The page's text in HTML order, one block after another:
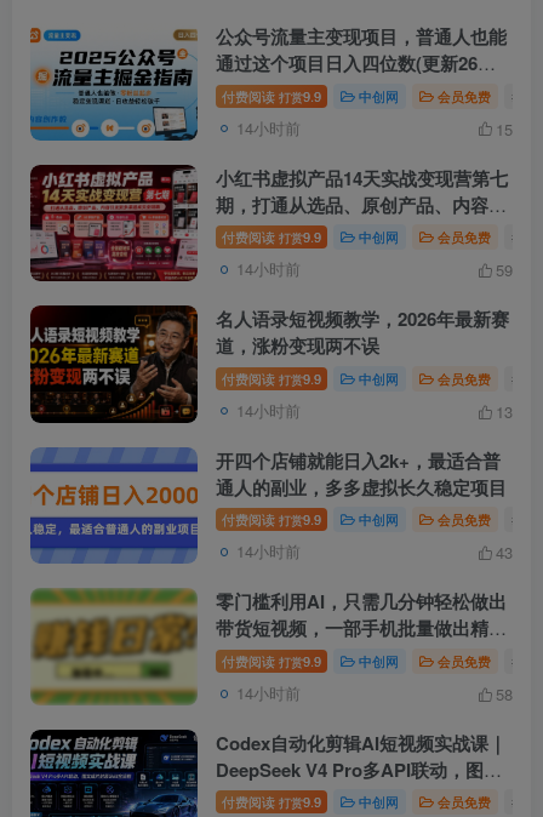
公众号流量主变现项目，普通人也能
通过这个项目日入四位数(更新26年8
月)
付费阅读 打赏9.9 中创网 会员免费 # 公
14小时前 15
小红书虚拟产品14天实战变现营第七
期，打通从选品、原创产品、内容引
流到多渠道成交全链路
付费阅读 打赏9.9 中创网 会员免费 # 小
14小时前 59
名人语录短视频教学，2026年最新赛
道，涨粉变现两不误
付费阅读 打赏9.9 中创网 会员免费 # 名
14小时前 13
开四个店铺就能日入2k+，最适合普
通人的副业，多多虚拟长久稳定项目
付费阅读 打赏9.9 中创网 会员免费 # 开
14小时前 43
零门槛利用AI，只需几分钟轻松做出
带货短视频，一部手机批量做出精品
视频，月入万元
付费阅读 打赏9.9 中创网 会员免费 # 零
14小时前 58
Codex自动化剪辑AI短视频实战课｜
DeepSeek V4 Pro多API联动，图文
成片封装Skill全流程
付费阅读 打赏9.9 中创网 会员免费 #